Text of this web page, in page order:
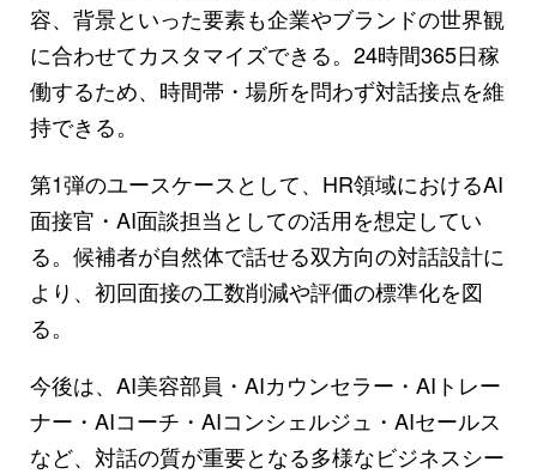
容、背景といった要素も企業やブランドの世界観
に合わせてカスタマイズできる。24時間365日稼
働するため、時間帯・場所を問わず対話接点を維
持できる。
第1弾のユースケースとして、HR領域におけるAI
面接官・AI面談担当としての活用を想定してい
る。候補者が自然体で話せる双方向の対話設計に
より、初回面接の工数削減や評価の標準化を図
る。
今後は、AI美容部員・AIカウンセラー・AIトレー
ナー・AIコーチ・AIコンシェルジュ・AIセールス
など、対話の質が重要となる多様なビジネスシー